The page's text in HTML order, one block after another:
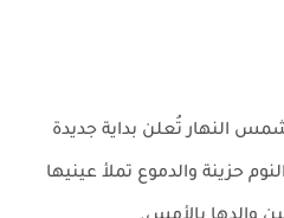
النهار تُعلن بداية جديدة
حزينة والدموع تملأ عينيها